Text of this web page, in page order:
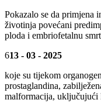
Pokazalo se da primjena
životinja povećani
ploda i embriofetalnu
613 - 03 - 2025
koje su tijekom
prostaglandina,
malformacija, uključujući